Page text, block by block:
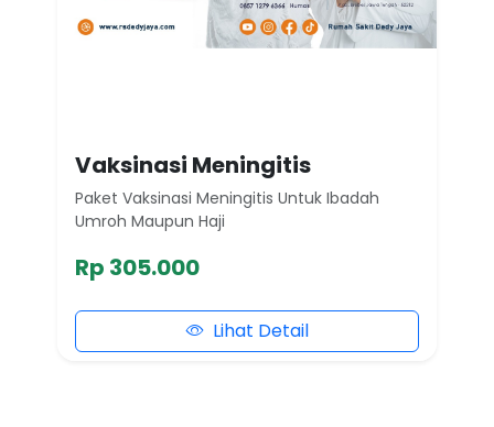
Vaksinasi Meningitis
Paket Vaksinasi Meningitis Untuk Ibadah
Umroh Maupun Haji
Rp 305.000
Lihat Detail